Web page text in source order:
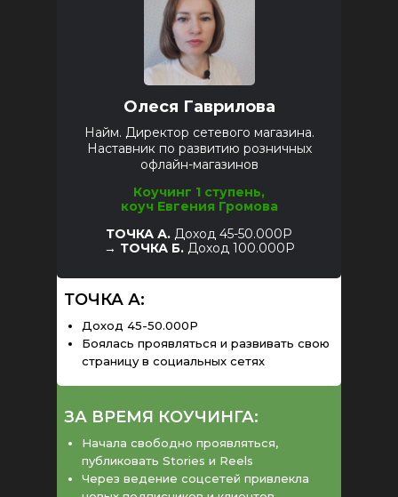
Найм. Директор сетевого магазина.
Наставник по развитию розничных
офлайн-магазинов
Коучинг 1 ступень,
коуч Евгения Громова
ТОЧКА А:
ЗА ВРЕМЯ КОУЧИНГА:
Доход 45-50.000Р
Боялась проявляться и развивать свою
страницу в социальных сетях
Начала свободно проявляться,
публиковать Stories и Reels
Через ведение соцсетей привлекла
Олеся Гаврилова
ТОЧКА А. Доход 45-50.000Р
→ ТОЧКА Б.Доход 100.000Р